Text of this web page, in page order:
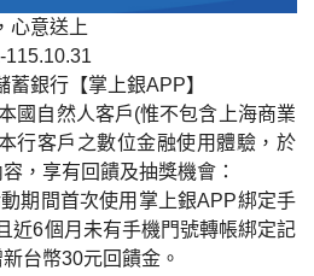
心意送上
115.10.31
銀行【掌上銀APP】
國自然人客戶(惟不包含上海商業
行客戶之數位金融使用體驗，於
，享有回饋及抽獎機會：
動期間首次使用掌上銀APP綁定手
近6個月未有手機門號轉帳綁定記
台幣30元回饋金。